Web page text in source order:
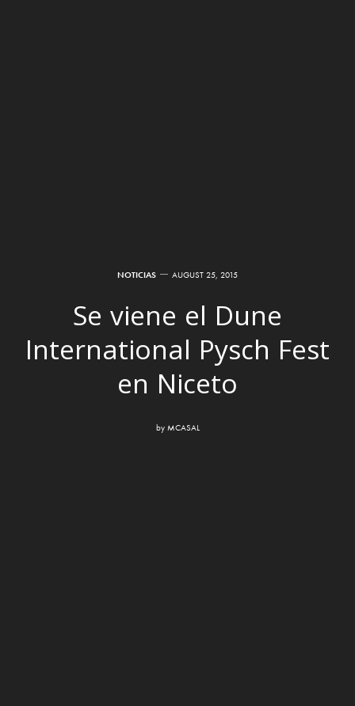
NOTICIAS AUGUST 25, 2015
Se viene el Dune
International Pysch Fest
en Niceto
by MCASAL